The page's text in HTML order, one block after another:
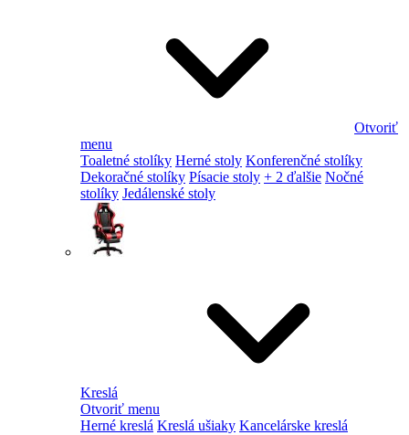
Otvoriť
menu
Toaletné stolíky Herné stoly Konferenčné stolíky
Dekoračné stolíky Písacie stoly + 2 ďalšie Nočné
stolíky Jedálenské stoly
Kreslá
Otvoriť menu
Herné kreslá Kreslá ušiaky Kancelárske kreslá